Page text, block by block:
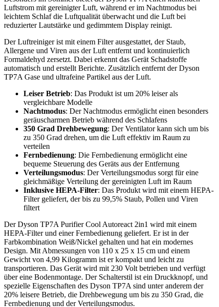
Luftstrom mit gereinigter Luft, während er im Nachtmodus bei
leichtem Schlaf die Luftqualität überwacht und die Luft bei
reduzierter Lautstärke und gedimmtem Display reinigt.
Der Luftreiniger ist mit einem Filter ausgestattet, der Staub,
Allergene und Viren aus der Luft entfernt und kontinuierlich
Formaldehyd zersetzt. Dabei erkennt das Gerät Schadstoffe
automatisch und erstellt Berichte. Zusätzlich entfernt der Dyson
TP7A Gase und ultrafeine Partikel aus der Luft.
Leiser Betrieb: Das Produkt ist um 20% leiser als
vergleichbare Modelle
Nachtmodus: Der Nachtmodus ermöglicht einen besonders
geräuscharmen Betrieb während des Schlafens
350 Grad Drehbewegung: Der Ventilator kann sich um bis
zu 350 Grad drehen, um die Luft effektiv im Raum zu
verteilen
Fernbedienung: Die Fernbedienung ermöglicht eine
bequeme Steuerung des Geräts aus der Entfernung
Verteilungsmodus: Der Verteilungsmodus sorgt für eine
gleichmäßige Verteilung der gereinigten Luft im Raum
Inklusive HEPA-Filter: Das Produkt wird mit einem HEPA-
Filter geliefert, der bis zu 99,5% Staub, Pollen und Viren
filtert
Der Dyson TP7A Purifier Cool Autoreact 2in1 wird mit einem
HEPA-Filter und einer Fernbedienung geliefert. Er ist in der
Farbkombination Weiß/Nickel gehalten und hat ein modernes
Design. Mit Abmessungen von 110 x 25 x 15 cm und einem
Gewicht von 4,99 Kilogramm ist er kompakt und leicht zu
transportieren. Das Gerät wird mit 230 Volt betrieben und verfügt
über eine Bodenmontage. Der Schalterstil ist ein Druckknopf, und
spezielle Eigenschaften des Dyson TP7A sind unter anderem der
20% leisere Betrieb, die Drehbewegung um bis zu 350 Grad, die
Fernbedienung und der Verteilungsmodus.